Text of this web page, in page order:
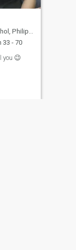
Philippinen
33 - 70
you 😉